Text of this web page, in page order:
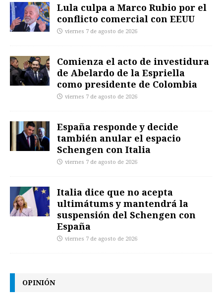
Lula culpa a Marco Rubio por el
conflicto comercial con EEUU
viernes 7 de agosto de 2026
Comienza el acto de investidura
de Abelardo de la Espriella
como presidente de Colombia
viernes 7 de agosto de 2026
España responde y decide
también anular el espacio
Schengen con Italia
viernes 7 de agosto de 2026
Italia dice que no acepta
ultimátums y mantendrá la
suspensión del Schengen con
España
viernes 7 de agosto de 2026
OPINIÓN